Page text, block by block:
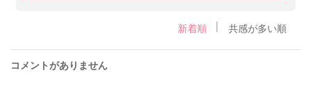
新着順 共感が多い順
コメントがありません